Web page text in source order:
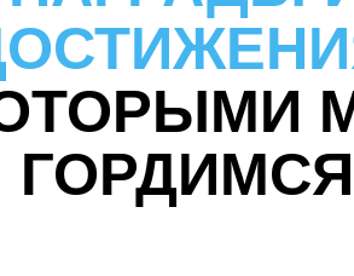
ГОРДИМСЯ